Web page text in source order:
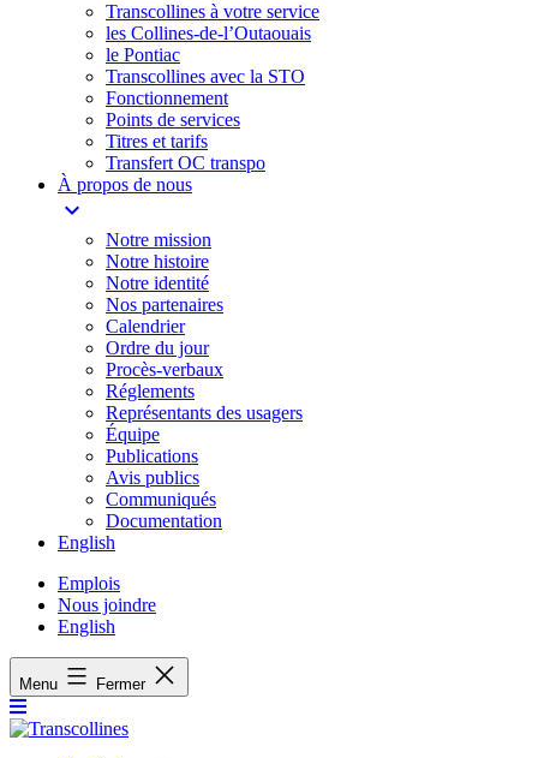
Transcollines à votre service​
les Collines-de-l’Outaouais​
le Pontiac​
Transcollines avec la STO
Fonctionnement
Points de services
Titres et tarifs
Transfert OC transpo
À propos de nous
expand_more
Notre mission
Notre histoire
Notre identité
Nos partenaires
Calendrier
Ordre du jour
Procès-verbaux
Réglements
Représentants des usagers
Équipe
Publications
Avis publics
Communiqués
Documentation
English
Emplois
Nous joindre
English
Menu Fermer